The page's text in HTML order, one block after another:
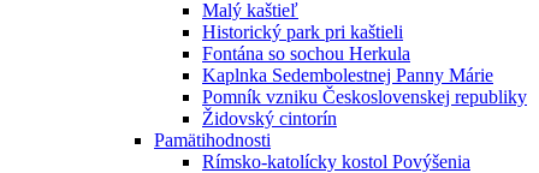
Malý kaštieľ
Historický park pri kaštieli
Fontána so sochou Herkula
Kaplnka Sedembolestnej Panny Márie
Pomník vzniku Československej republiky
Židovský cintorín
Pamätihodnosti
Rímsko-katolícky kostol Povýšenia